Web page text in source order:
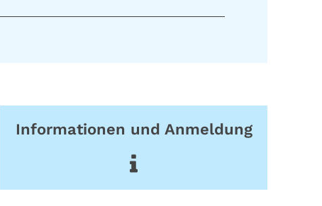
Informationen und Anmeldung